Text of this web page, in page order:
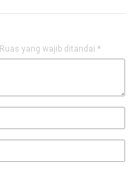
Ruas yang wajib ditandai *